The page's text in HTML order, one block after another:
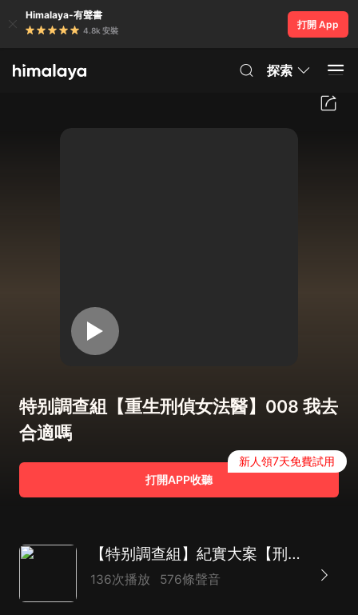
Himalaya-有聲書
4.8k 安裝
打開 App
探索
特别調查組【重生刑偵女法醫】008 我去
合適嗎
打開APP收聽
新人領7天免費試用
【特别調查組】紀實大案【刑偵要案】重案組|恐怖懸疑|絕密檔案
136次播放 576條聲音